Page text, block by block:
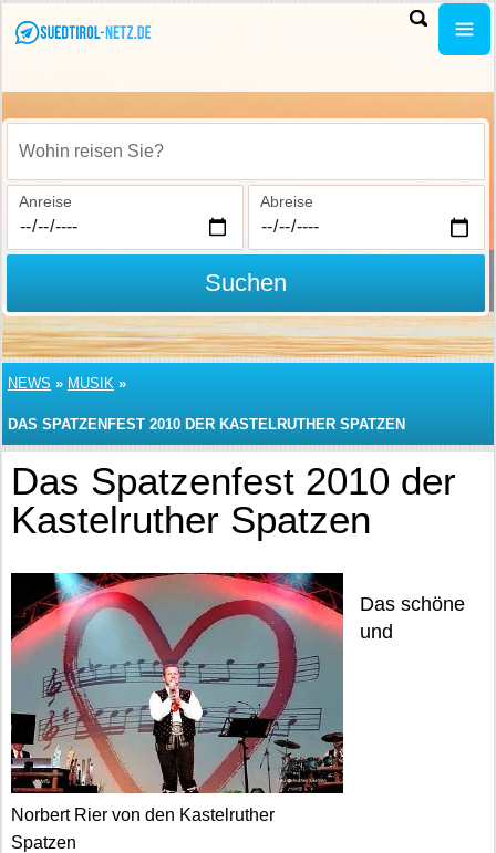
Wohin reisen Sie?
Anreise Abreise
Suchen
NEWS » MUSIK »
DAS SPATZENFEST 2010 DER KASTELRUTHER SPATZEN
Das Spatzenfest 2010 der
Kastelruther Spatzen
Norbert Rier von den Kastelruther
Spatzen
Das schöne
und